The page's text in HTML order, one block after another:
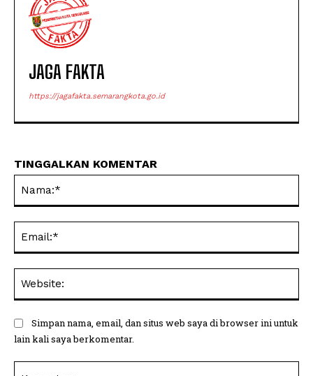
JAGA FAKTA
https://jagafakta.semarangkota.go.id
TINGGALKAN KOMENTAR
Simpan nama, email, dan situs web saya di browser ini untuk
lain kali saya berkomentar.